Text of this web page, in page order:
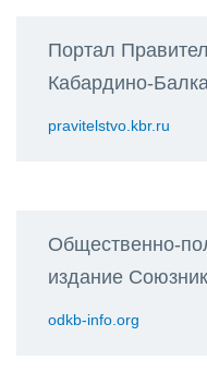
Портал
Кабардино-
pravitelstvo.kbr.ru
Общественно-
издание
odkb-info.org